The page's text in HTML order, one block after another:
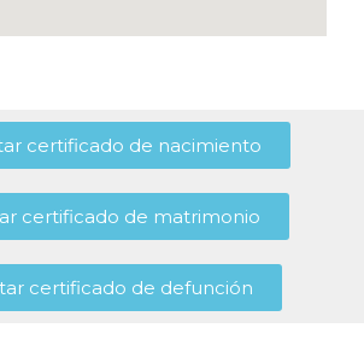
certificado de nacimiento
certificado de matrimonio
certificado de defunción